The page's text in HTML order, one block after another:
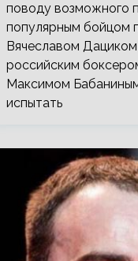
поводу возможного
популярным
Вячеславом
российским
Максимом
испытать